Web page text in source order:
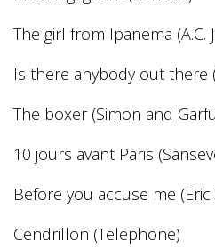
The girl from Ipanema (A.C.
Is there anybody out there
The boxer (Simon and
10 jours avant Paris
Before you accuse me
Cendrillon (Telephone)